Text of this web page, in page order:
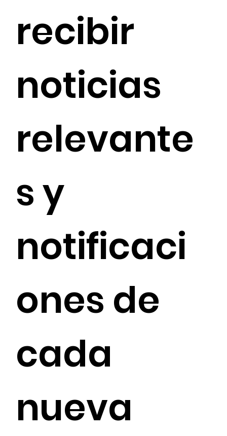
recibir
noticias
relevante
s y
notificaci
ones de
cada
nueva